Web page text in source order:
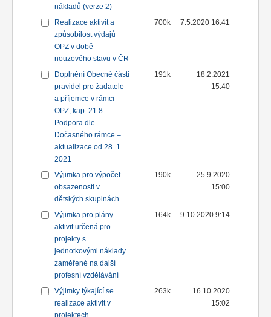
nákladů (verze 2)
Realizace aktivit a
způsobilost výdajů
OPZ v době
nouzového stavu v ČR
700k 7.5.2020 16:41
Doplnění Obecné části
pravidel pro žadatele
a příjemce v rámci
OPZ, kap. 21.8 -
Podpora dle
Dočasného rámce –
aktualizace od 28. 1.
2021
191k
18.2.2021
15:40
Výjimka pro výpočet
obsazenosti v
dětských skupinách
190k
25.9.2020
15:00
Výjimka pro plány
aktivit určená pro
projekty s
jednotkovými náklady
zaměřené na další
profesní vzdělávání
164k 9.10.2020 9:14
Výjimky týkající se
realizace aktivit v
263k
16.10.2020
15:02